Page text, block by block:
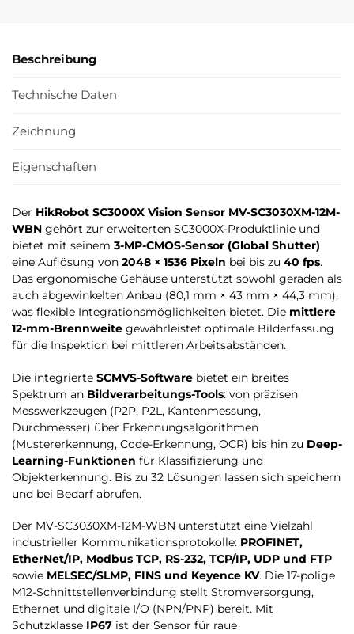
Beschreibung
Technische Daten
Zeichnung
Eigenschaften
Der HikRobot SC3000X Vision Sensor MV-SC3030XM-12M-
WBN gehört zur erweiterten SC3000X-Produktlinie und
bietet mit seinem 3-MP-CMOS-Sensor (Global Shutter)
eine Auflösung von 2048 × 1536 Pixeln bei bis zu 40 fps.
Das ergonomische Gehäuse unterstützt sowohl geraden als
auch abgewinkelten Anbau (80,1 mm × 43 mm × 44,3 mm),
was flexible Integrationsmöglichkeiten bietet. Die mittlere
12-mm-Brennweite gewährleistet optimale Bilderfassung
für die Inspektion bei mittleren Arbeitsabständen.
Die integrierte SCMVS-Software bietet ein breites
Spektrum an Bildverarbeitungs-Tools: von präzisen
Messwerkzeugen (P2P, P2L, Kantenmessung,
Durchmesser) über Erkennungsalgorithmen
(Mustererkennung, Code-Erkennung, OCR) bis hin zu Deep-
Learning-Funktionen für Klassifizierung und
Objekterkennung. Bis zu 32 Lösungen lassen sich speichern
und bei Bedarf abrufen.
Der MV-SC3030XM-12M-WBN unterstützt eine Vielzahl
industrieller Kommunikationsprotokolle: PROFINET,
EtherNet/IP, Modbus TCP, RS-232, TCP/IP, UDP und FTP
sowie MELSEC/SLMP, FINS und Keyence KV. Die 17-polige
M12-Schnittstellenverbindung stellt Stromversorgung,
Ethernet und digitale I/O (NPN/PNP) bereit. Mit
Schutzklasse IP67 ist der Sensor für raue